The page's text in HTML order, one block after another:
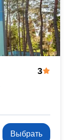
3
Выбрать